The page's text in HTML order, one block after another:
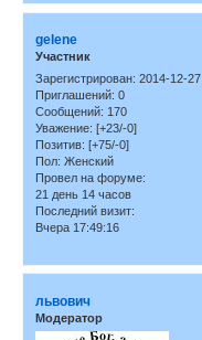
gelene
Участник
Зарегистрирован: 2014-12-27
Приглашений: 0
Сообщений: 170
Уважение: [+23/-0]
Позитив: [+75/-0]
Пол: Женский
Провел на форуме:
21 день 14 часов
Последний визит:
Вчера 17:49:16
львович
Модератор